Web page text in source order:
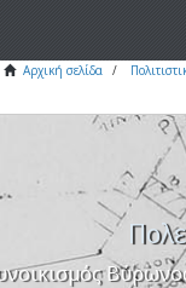
Αρχική σελίδα